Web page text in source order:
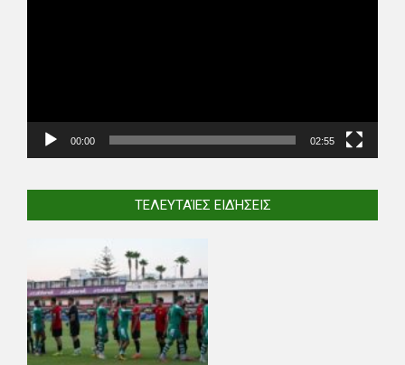
00:00 02:55
ΤΕΛΕΥΤΑΊΕΣ ΕΙΔΉΣΕΙΣ